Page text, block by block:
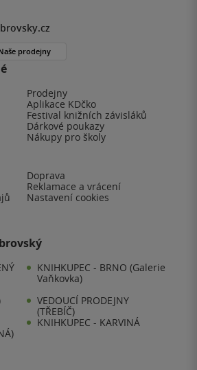
Prodejny
Aplikace KDčko
Festival knižních závisláků
Dárkové poukazy
Nákupy pro školy
Doprava
Reklamace a vrácení
Nastavení cookies
KNIHKUPEC - BRNO (Galerie
Vaňkovka)
VEDOUCÍ PRODEJNY
(TŘEBÍČ)
KNIHKUPEC - KARVINÁ
prodejny